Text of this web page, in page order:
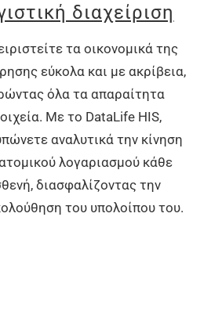
διαχείριση
τα οικονομικά της
εύκολα και με ακρίβεια,
όλα τα απαραίτητα
Με το DataLife HIS,
αναλυτικά την κίνηση
λογαριασμού κάθε
διασφαλίζοντας την
του υπολοίπου του.